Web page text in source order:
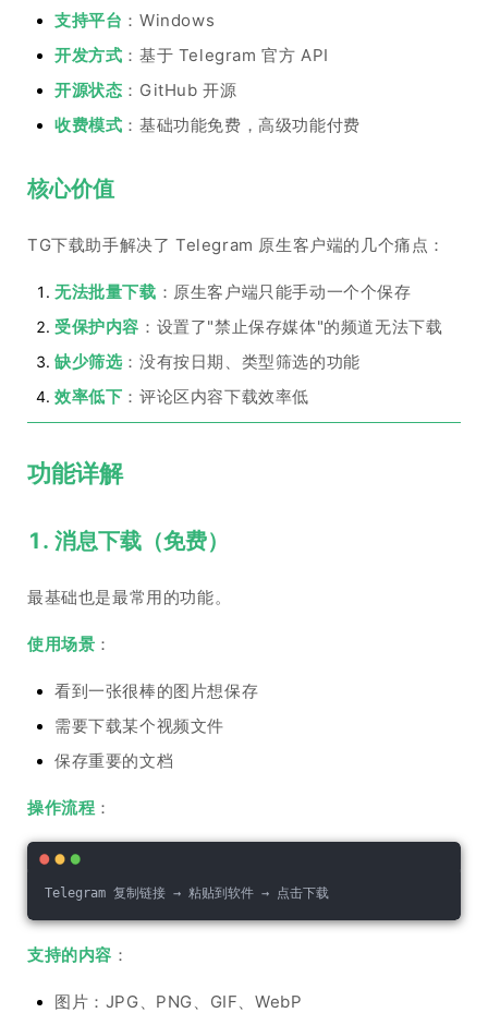
支持平台 ：Windows
开发方式 ：基于 Telegram 官方 API
开源状态 ：GitHub 开源
收费模式 ：基础功能免费，高级功能付费
核心价值
TG下载助手解决了 Telegram 原生客户端的几个痛点：
无法批量下载 ：原生客户端只能手动一个个保存
受保护内容 ：设置了"禁止保存媒体"的频道无法下载
缺少筛选：没有按日期、类型筛选的功能
效率低下 ：评论区内容下载效率低
功能详解
1. 消息下载（免费）
最基础也是最常用的功能。
使用场景 ：
看到一张很棒的图片想保存
需要下载某个视频文件
保存重要的文档
操作流程 ：
Telegram 复制链接 → 粘贴到软件 → 点击下载
支持的内容 ：
图片：JPG、PNG、GIF、WebP